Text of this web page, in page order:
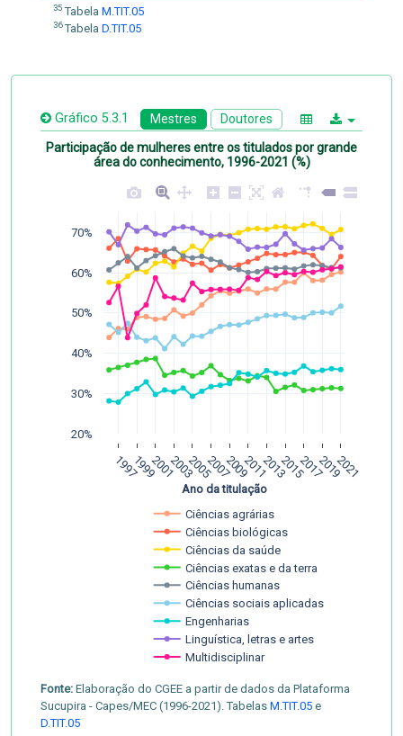
35Tabela M.TIT.05
36Tabela D.TIT.05
Gráfico 5.3.1 Mestres Doutores
Participação de mulheres entre os titulados por grande
área do conhecimento, 1996-2021 (%)
1997199920012003200520072009201120132015201720192021
20%
30%
40%
50%
60%
70%
Ciências agrárias
Ciências biológicas
Ciências da saúde
Ciências exatas e da terra
Ciências humanas
Ciências sociais aplicadas
Engenharias
Linguística, letras e artes
Multidisciplinar
Ano da titulação
Fonte: Elaboração do CGEE a partir de dados da Plataforma
Sucupira - Capes/MEC (1996-2021). Tabelas M.TIT.05 e
D.TIT.05